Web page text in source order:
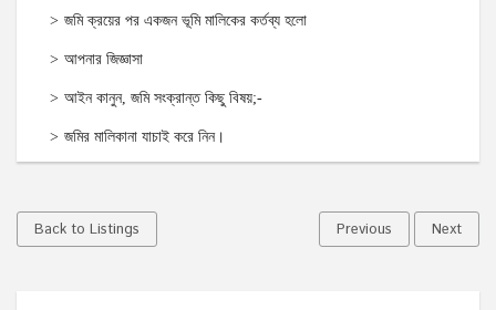
জমি ক্রয়ের পর একজন ভূমি মালিকের কর্তব্য হলো
আপনার জিজ্ঞাসা
আইন কানুন, জমি সংক্রান্ত কিছু বিষয়;-
জমির মালিকানা যাচাই করে নিন।
Back to Listings Previous Next